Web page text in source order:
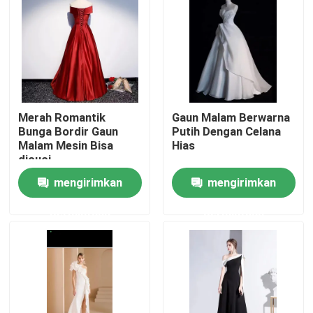
Tentang kami
Tur Pabrik
Kontrol kualitas
Hubungi kami
Pakaian Fashion Bekas
Pakaian Anak Pratama
Merah Romantik
Bunga Bordir Gaun
Malam Mesin Bisa
dicuci
mengirimkan
Gaun Malam Berwarna
Putih Dengan Celana
Hias
mengirimkan